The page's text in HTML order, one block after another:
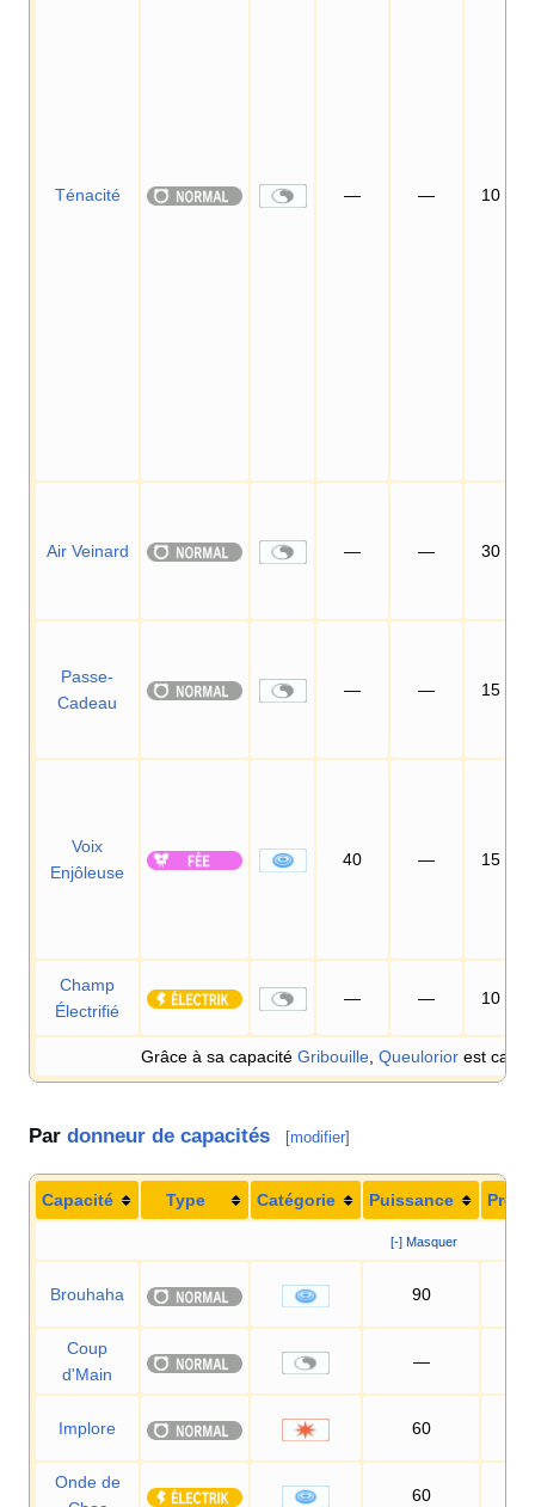
Ténacité — — 10
Air Veinard — — 30
Passe-
Cadeau
— — 15
Voix
Enjôleuse
40 — 15
Champ
Électrifié
— — 10
Grâce à sa capacité Gribouille Queulorior est
Par donneur de capacités [modifier]
Capacité Type Catégorie Puissance
[-] Masquer
Brouhaha 90
Coup
d'Main
—
Implore 60
Onde de
60